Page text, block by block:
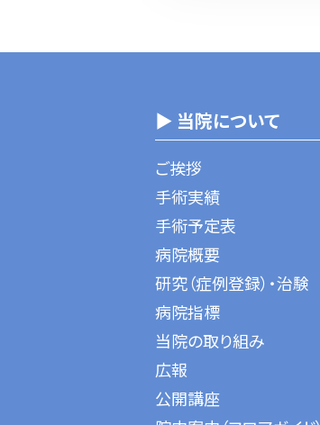
▶ 当院について
ご挨拶
手術実績
手術予定表
病院概要
研究（症例登録）・治験
病院指標
当院の取り組み
広報
公開講座